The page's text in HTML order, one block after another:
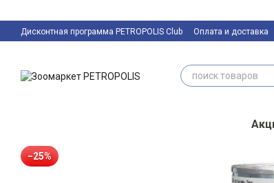
Дисконтная программа PETROPOLIS Club Оплата и доставка
−25%